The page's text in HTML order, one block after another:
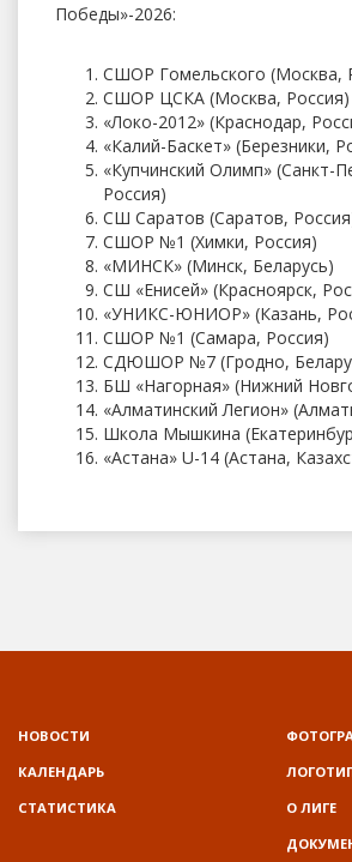
Победы»-2026:
СШОР Гомельского (Москва,
СШОР ЦСКА (Москва, Россия)
«Локо-2012» (Краснодар,
«Калий-Баскет» (Березники,
«Купчинский Олимп» (Санкт-
Россия)
СШ Саратов (Саратов,
СШОР №1 (Химки, Россия)
«МИНСК» (Минск, Беларусь)
СШ «Енисей» (Красноярск,
«УНИКС-ЮНИОР» (Казань,
СШОР №1 (Самара, Россия)
СДЮШОР №7 (Гродно,
БШ «Нагорная» (Нижний
«Алматинский Легион»
Школа Мышкина
«Астана» U-14 (Астана,
НОВОСТИ
КАЛЕНДАРЬ
СТАТИСТИКА
О ЛИГЕ